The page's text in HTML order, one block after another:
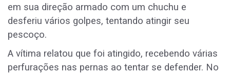
em sua direção armado com um chuchu e
desferiu vários golpes, tentando atingir seu
pescoço.
A vítima relatou que foi atingido, recebendo várias
perfurações nas pernas ao tentar se defender. No